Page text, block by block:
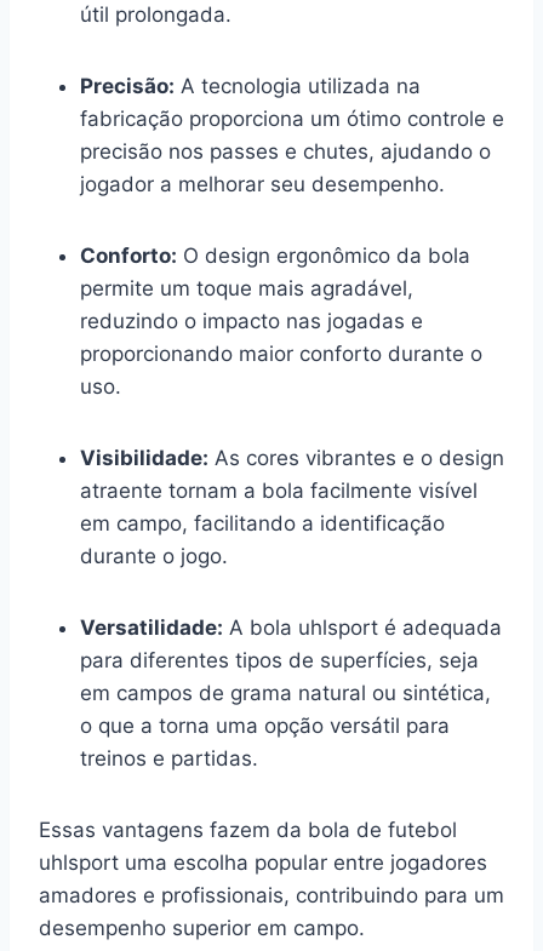
útil prolongada.
Precisão: A tecnologia utilizada na
fabricação proporciona um ótimo controle e
precisão nos passes e chutes, ajudando o
jogador a melhorar seu desempenho.
Conforto: O design ergonômico da bola
permite um toque mais agradável,
reduzindo o impacto nas jogadas e
proporcionando maior conforto durante o
uso.
Visibilidade: As cores vibrantes e o design
atraente tornam a bola facilmente visível
em campo, facilitando a identificação
durante o jogo.
Versatilidade: A bola uhlsport é adequada
para diferentes tipos de superfícies, seja
em campos de grama natural ou sintética,
o que a torna uma opção versátil para
treinos e partidas.
Essas vantagens fazem da bola de futebol
uhlsport uma escolha popular entre jogadores
amadores e profissionais, contribuindo para um
desempenho superior em campo.